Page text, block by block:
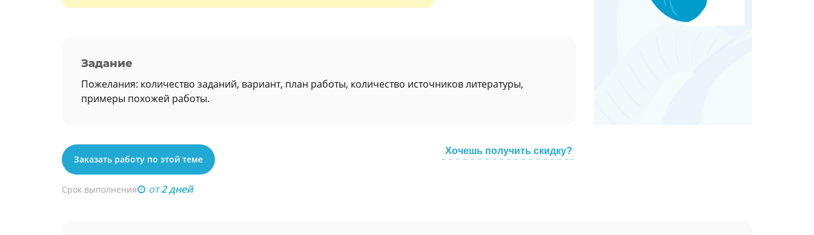
Задание
Пожелания: количество заданий, вариант, план работы, количество источников литературы,
примеры похожей работы.
Заказать работу по этой теме
Срок выполнения от2 дней
Хочешь получить скидку?